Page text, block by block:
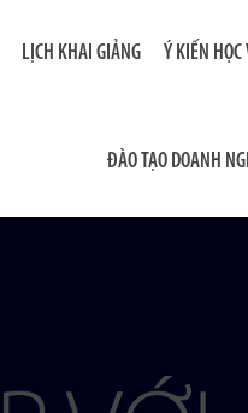
LỊCH KHAI GIẢNG Ý KIẾN HỌC
ĐÀO TẠO DOANH